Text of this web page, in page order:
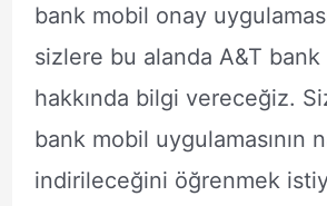
bank mobil onay
sizlere bu alanda A&T bank
hakkında bilgi vereceğiz.
bank mobil uygulamasının
indirileceğini öğrenmek